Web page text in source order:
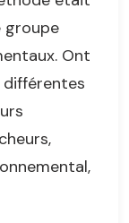
groupe
Ont